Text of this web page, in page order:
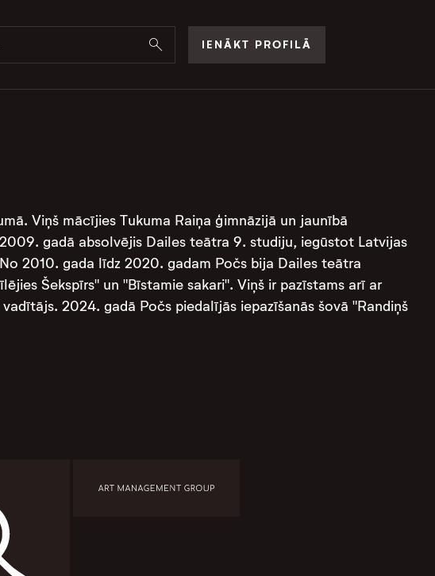
IENĀKT PROFILĀ
Viņš mācījies Tukuma Raiņa ģimnāzijā un jaunībā
gadā absolvējis Dailes teātra 9. studiju, iegūstot Latvijas
2010. gada līdz 2020. gadam Počs bija Dailes teātra
Šekspīrs" un "Bīstamie sakari". Viņš ir pazīstams arī ar
2024. gadā Počs piedalījās iepazīšanās šovā "Randiņš